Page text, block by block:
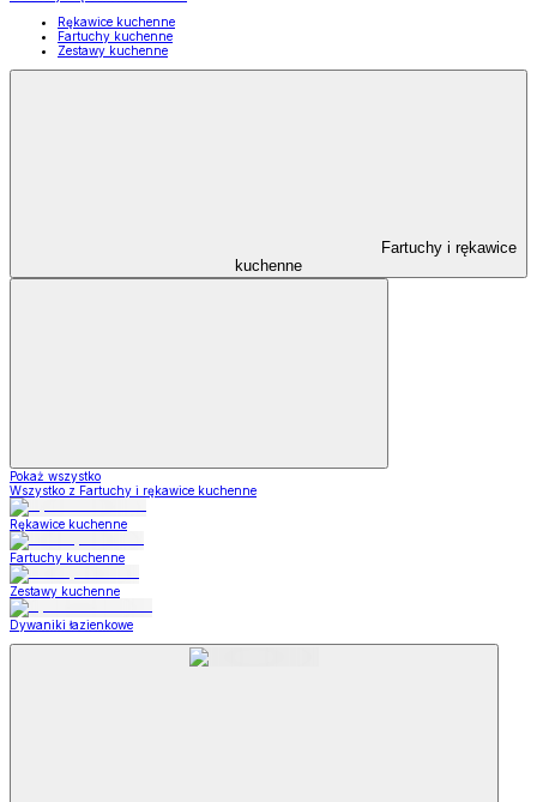
Rękawice kuchenne
Fartuchy kuchenne
Zestawy kuchenne
Fartuchy i rękawice
kuchenne
Pokaż wszystko
Wszystko z Fartuchy i rękawice kuchenne
Rękawice kuchenne
Fartuchy kuchenne
Zestawy kuchenne
Dywaniki łazienkowe